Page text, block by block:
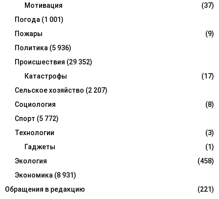
Мотивация
(37)
Погода (1 001)
Пожары
(9)
Политика (5 936)
Происшествия (29 352)
Катастрофы
(17)
Сельское хозяйство (2 207)
Социология
(8)
Спорт (5 772)
Технологии
(3)
Гаджеты
(1)
Экология
(458)
Экономика (8 931)
Обращения в редакцию
(221)